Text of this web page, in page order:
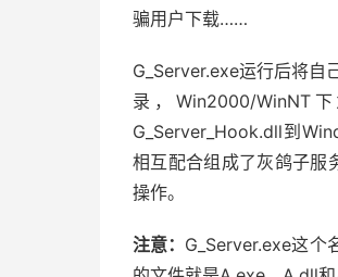
骗用户下载……
G_Server.exe运行后将
录，Win2000/WinNT
G_Server_Hook.dll到
相互配合组成了灰鸽子服
操作。
注意： G_Server.exe这个